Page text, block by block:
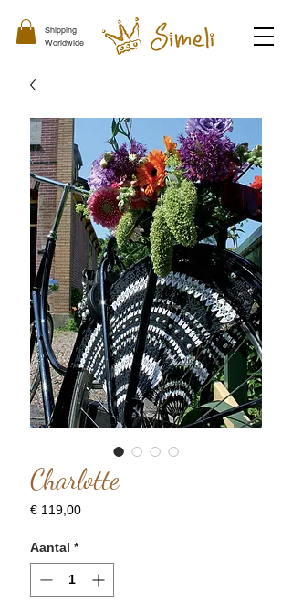
Shipping
Worldwide
Charlotte
€ 119,00Prijs
Aantal *